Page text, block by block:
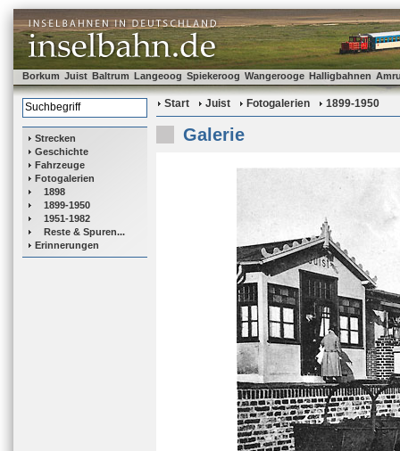
Borkum Juist Baltrum Langeoog Spiekeroog Wangerooge Halligbahnen
Strecken
Geschichte
Fahrzeuge
Fotogalerien
1898
1899-1950
1951-1982
Reste & Spuren...
Erinnerungen
Start Juist Fotogalerien 1899-1950
Galerie